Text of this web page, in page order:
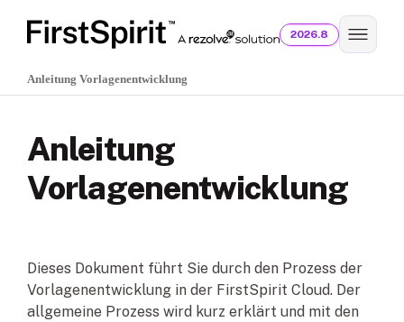
2026.8
Anleitung Vorlagenentwicklung
Anleitung
Vorlagenentwicklung
Dieses Dokument führt Sie durch den Prozess der
Vorlagenentwicklung in der FirstSpirit Cloud. Der
allgemeine Prozess wird kurz erklärt und mit den